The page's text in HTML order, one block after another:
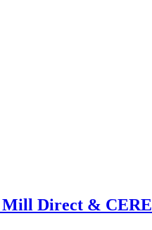
Mill Direct &